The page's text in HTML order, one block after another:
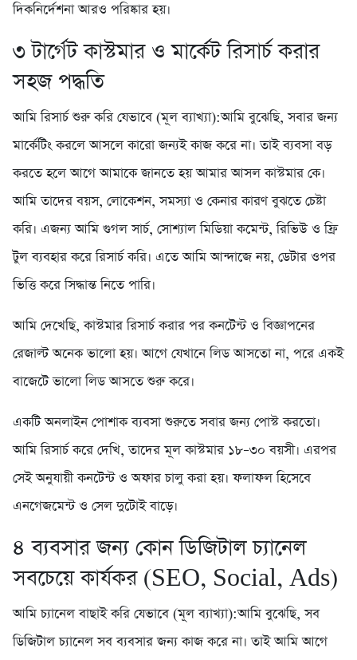
দিকনির্দেশনা আরও পরিষ্কার হয়।
৩️ টার্গেট কাস্টমার ও মার্কেট রিসার্চ করার
সহজ পদ্ধতি
আমি রিসার্চ শুরু করি যেভাবে (মূল ব্যাখ্যা):আমি বুঝেছি, সবার জন্য
মার্কেটিং করলে আসলে কারো জন্যই কাজ করে না। তাই ব্যবসা বড়
করতে হলে আগে আমাকে জানতে হয় আমার আসল কাস্টমার কে।
আমি তাদের বয়স, লোকেশন, সমস্যা ও কেনার কারণ বুঝতে চেষ্টা
করি। এজন্য আমি গুগল সার্চ, সোশ্যাল মিডিয়া কমেন্ট, রিভিউ ও ফ্রি
টুল ব্যবহার করে রিসার্চ করি। এতে আমি আন্দাজে নয়, ডেটার ওপর
ভিত্তি করে সিদ্ধান্ত নিতে পারি।
আমি দেখেছি, কাস্টমার রিসার্চ করার পর কনটেন্ট ও বিজ্ঞাপনের
রেজাল্ট অনেক ভালো হয়। আগে যেখানে লিড আসতো না, পরে একই
বাজেটে ভালো লিড আসতে শুরু করে।
একটি অনলাইন পোশাক ব্যবসা শুরুতে সবার জন্য পোস্ট করতো।
আমি রিসার্চ করে দেখি, তাদের মূল কাস্টমার ১৮–৩০ বয়সী। এরপর
সেই অনুযায়ী কনটেন্ট ও অফার চালু করা হয়। ফলাফল হিসেবে
এনগেজমেন্ট ও সেল দুটোই বাড়ে।
৪️ ব্যবসার জন্য কোন ডিজিটাল চ্যানেল
সবচেয়ে কার্যকর (SEO, Social, Ads)
আমি চ্যানেল বাছাই করি যেভাবে (মূল ব্যাখ্যা):আমি বুঝেছি, সব
ডিজিটাল চ্যানেল সব ব্যবসার জন্য কাজ করে না। তাই আমি আগে